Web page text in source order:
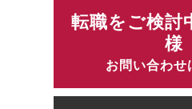
転職をご検討
様
お問い合わせ